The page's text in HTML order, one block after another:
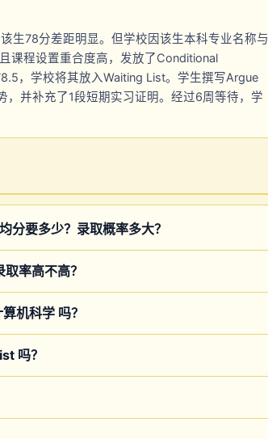
生78分差距明显。但学校因该生本科专业名称与
课程设置重合度高，发放了Conditional
，学校将其放入Waiting List。学生撰写Argue
并补充了1段短期实习证明。经过6周等待，学
分要多少？录取概率多大？
率高不高？
机科学 吗？
吗？